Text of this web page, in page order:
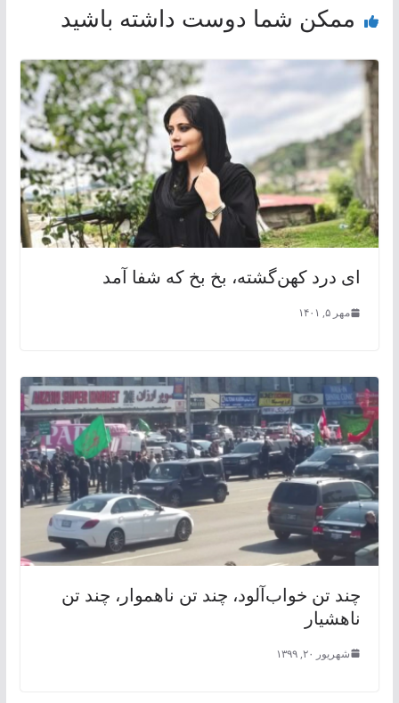
ممکن شما دوست داشته باشید
ای درد کهن‌گشته، بخ بخ که شفا آمد
مهر ۵, ۱۴۰۱
چند تن خواب‌آلود، چند تن ناهموار، چند تن
ناهشیار
شهریور ۲۰, ۱۳۹۹